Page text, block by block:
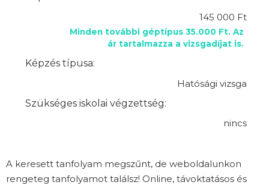
145 000 Ft
Minden további géptípus 35.000 Ft. Az
ár tartalmazza a vizsgadíjat is.
Képzés típusa:
Hatósági vizsga
Szükséges iskolai végzettség:
nincs
A keresett tanfolyam megszűnt, de weboldalunkon
rengeteg tanfolyamot találsz! Online, távoktatásos és